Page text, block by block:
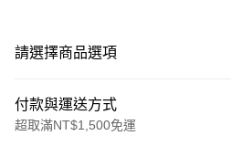
請選擇商品選項
付款與運送方式
超取滿NT$1,500免運